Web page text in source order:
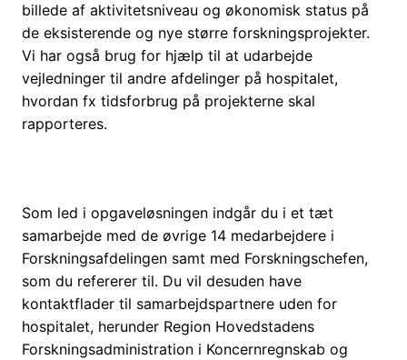
billede af aktivitetsniveau og økonomisk status på
de eksisterende og nye større forskningsprojekter.
Vi har også brug for hjælp til at udarbejde
vejledninger til andre afdelinger på hospitalet,
hvordan fx tidsforbrug på projekterne skal
rapporteres.
Som led i opgaveløsningen indgår du i et tæt
samarbejde med de øvrige 14 medarbejdere i
Forskningsafdelingen samt med Forskningschefen,
som du refererer til. Du vil desuden have
kontaktflader til samarbejdspartnere uden for
hospitalet, herunder Region Hovedstadens
Forskningsadministration i Koncernregnskab og